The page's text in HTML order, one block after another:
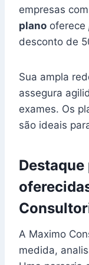
empresas
plano oferece
desconto de
Sua ampla
assegura
exames. Os
são ideais
A Maximo
medida,